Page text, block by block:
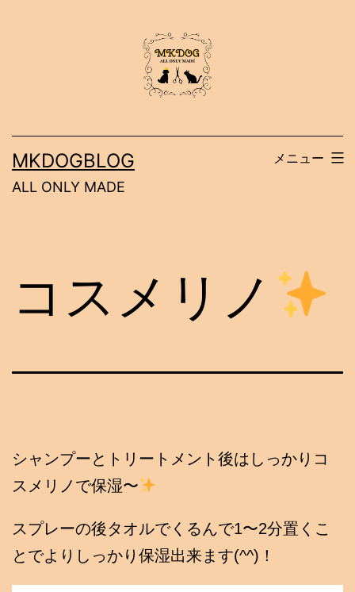
ス
MKDOGBLOG
ALL ONLY MADE
メニュー
コスメリノ
シャンプーとトリートメント後はしっかりコ
スメリノで保湿〜
スプレーの後タオルでくるんで1〜2分置くこ
とでよりしっかり保湿出来ます(^^)！